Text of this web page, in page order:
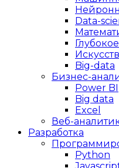
Data-
Big-data
Бизнес-
Power BI
Big data
Excel
Веб-
Разработка
Python